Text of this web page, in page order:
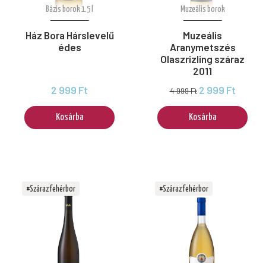
Bázis borok 1.5 l
Ház Bora Hárslevelű
édes
2 999 Ft
Kosárba
Muzeális borok
Muzeális
Aranymetszés
Olaszrizling száraz
2011
4 999 Ft 2 999 Ft
Kosárba
#Száraz fehérbor #Száraz fehérbor